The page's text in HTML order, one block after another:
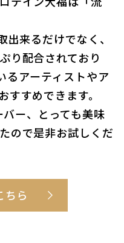
来るだけでなく、
り配合されており
るアーティストやア
すすめできます。
ー、とっても美味
ので是⾮お試しくだ
ちら